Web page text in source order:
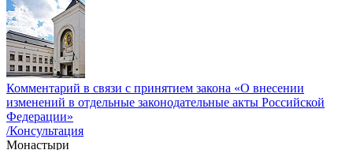
Комментарий в связи с принятием закона «О внесении
изменений в отдельные законодательные акты Российской
Федерации»
/Консультация
Монастыри